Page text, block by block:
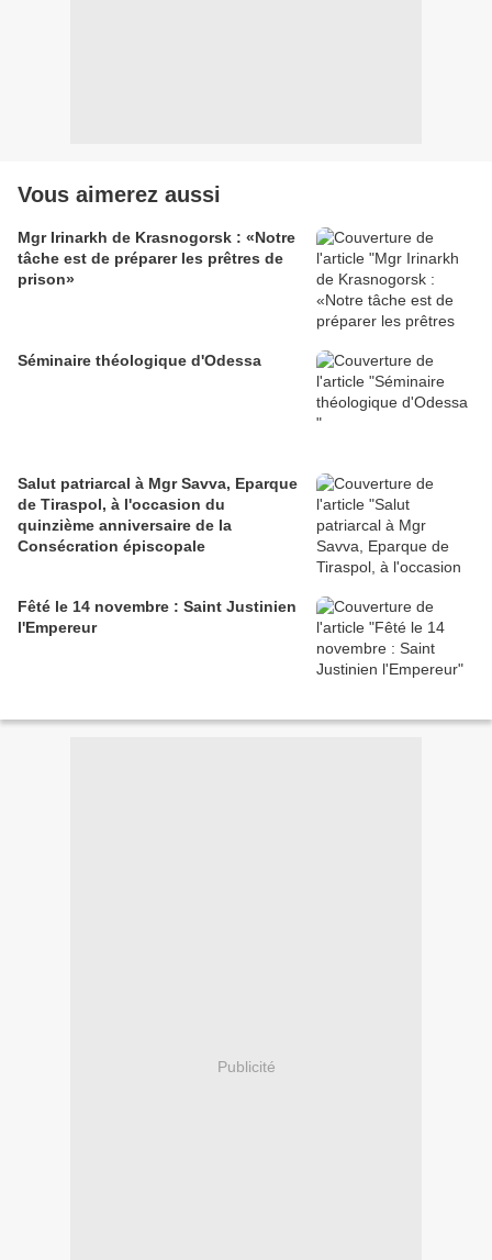
Vous aimerez aussi
Mgr Irinarkh de Krasnogorsk : «Notre
tâche est de préparer les prêtres de
prison»
Séminaire théologique d'Odessa
Salut patriarcal à Mgr Savva, Eparque
de Tiraspol, à l'occasion du
quinzième anniversaire de la
Consécration épiscopale
Fêté le 14 novembre : Saint Justinien
l'Empereur
Publicité